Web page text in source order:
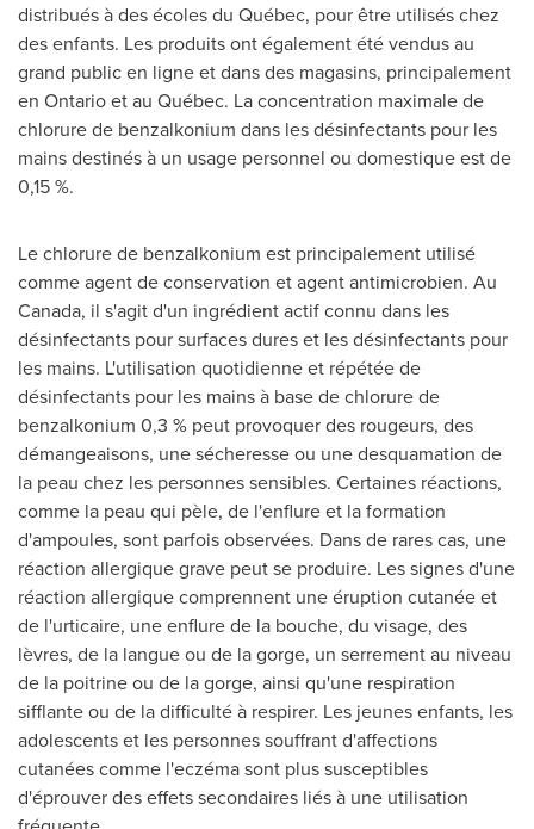
distribués à des écoles du Québec, pour être utilisés chez
des enfants. Les produits ont également été vendus au
grand public en ligne et dans des magasins, principalement
en Ontarioet au Québec. La concentration maximale de
chlorure de benzalkonium dans les désinfectants pour les
mains destinés à un usage personnel ou domestique est de
0,15 %.
Le chlorure de benzalkonium est principalement utilisé
comme agent de conservation et agent antimicrobien. Au
Canada, il s'agit d'un ingrédient actif connu dans les
désinfectants pour surfaces dures et les désinfectants pour
les mains. L'utilisation quotidienne et répétée de
désinfectants pour les mains à base de chlorure de
benzalkonium 0,3 % peut provoquer des rougeurs, des
démangeaisons, une sécheresse ou une desquamation de
la peau chez les personnes sensibles. Certaines réactions,
comme la peau qui pèle, de l'enflure et la formation
d'ampoules, sont parfois observées. Dans de rares cas, une
réaction allergique grave peut se produire. Les signes d'une
réaction allergique comprennent une éruption cutanée et
de l'urticaire, une enflure de la bouche, du visage, des
lèvres, de la langue ou de la gorge, un serrement au niveau
de la poitrine ou de la gorge, ainsi qu'une respiration
sifflante ou de la difficulté à respirer. Les jeunes enfants, les
adolescents et les personnes souffrant d'affections
cutanées comme l'eczéma sont plus susceptibles
d'éprouver des effets secondaires liés à une utilisation